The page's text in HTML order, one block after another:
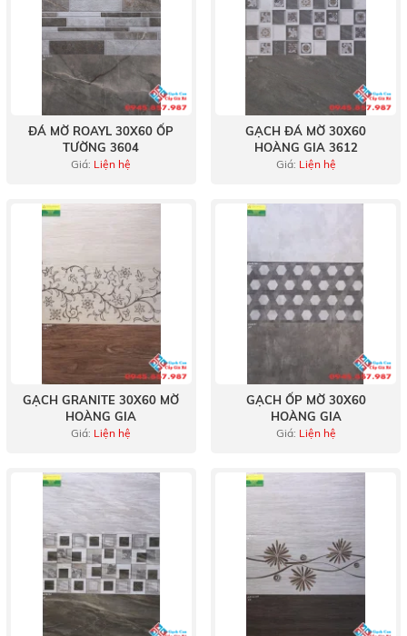
ĐÁ MỜ ROAYL 30X60 ỐP
TƯỜNG 3604
Giá: Liện hệ
GẠCH ĐÁ MỜ 30X60
HOÀNG GIA 3612
Giá: Liện hệ
GẠCH GRANITE 30X60 MỜ
HOÀNG GIA
Giá: Liện hệ
GẠCH ỐP MỜ 30X60
HOÀNG GIA
Giá: Liện hệ